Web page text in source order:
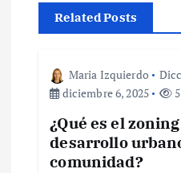
c
Related Posts
Maria Izquierdo
diciembre 6, 2025
¿Qué es el
desarrollo
comunidad?